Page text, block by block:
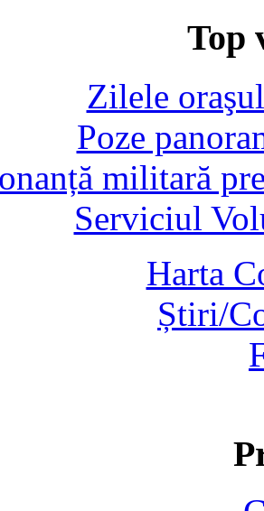
Top
Zilele
Poze
militară
Serviciul
Harta
Știri/